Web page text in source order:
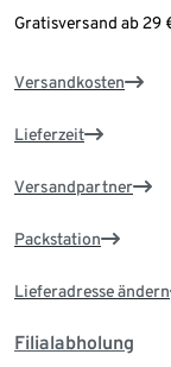
Gratisversand ab 29
Versandkosten
Lieferzeit
Versandpartner
Packstation
Lieferadresse ändern
Filialabholung